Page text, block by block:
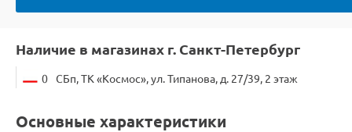
Наличие в магазинах г. Санкт-Петербург
0 СБп, ТК «Космос», ул. Типанова, д. 27/39, 2 этаж
Основные характеристики